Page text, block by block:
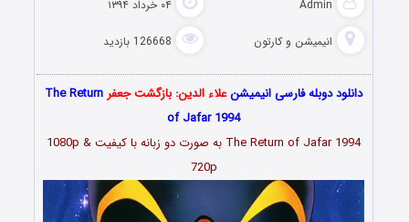
Admin ۰۴ خرداد ۱۳۹۴
انیمیشن و کارتون 126668 بازدید
دانلود دوبله فارسی انیمیشنعلاء الدین: بازگشت جعفر The Return
of Jafar 1994
The Return of Jafar 1994 به صورت دو زبانه با کیفیت 1080p &
720p